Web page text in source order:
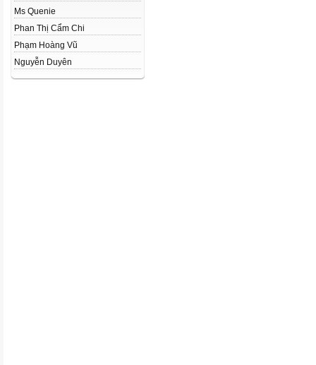
Ms Quenie
Phan Thị Cẩm Chi
Phạm Hoàng Vũ
Nguyễn Duyên